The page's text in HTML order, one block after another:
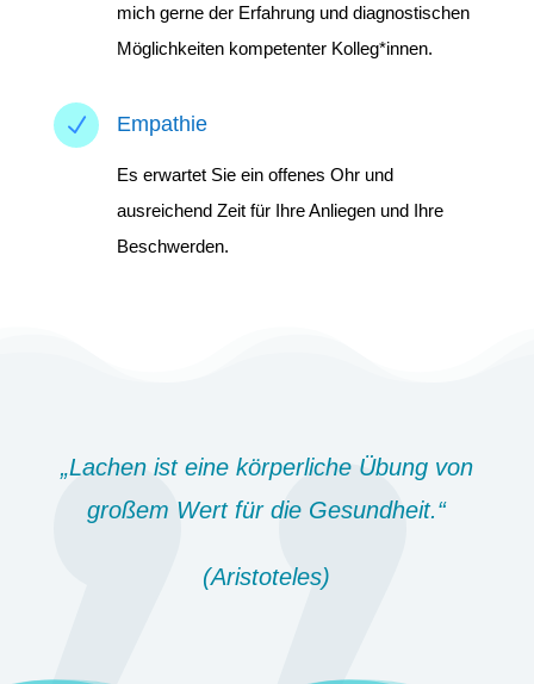
mich gerne der Erfahrung und diagnostischen
Möglichkeiten kompetenter Kolleg*innen.
N Empathie
Es erwartet Sie ein offenes Ohr und
ausreichend Zeit für Ihre Anliegen und Ihre
Beschwerden.
„Lachen ist eine körperliche Übung von
großem Wert für die Gesundheit.“
(Aristoteles)